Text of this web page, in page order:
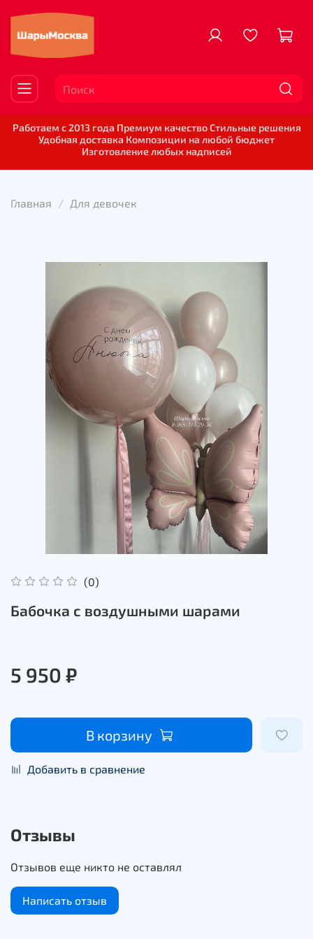
Работаем с 2013 года Премиум качество Стильные решения
Удобная доставка Композиции на любой бюджет
Изготовление любых надписей
Главная Для девочек
(0)
Бабочка с воздушными шарами
5 950 ₽
В корзину
Добавить в сравнение
Отзывы
Отзывов еще никто не оставлял
Написать отзыв